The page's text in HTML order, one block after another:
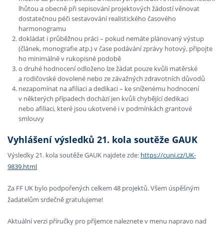
lhůtou a obecně při sepisování projektových žádostí věnovat
dostatečnou péči sestavování realistického časového
harmonogramu
dokládat i průběžnou práci – pokud nemáte plánovaný výstup
(článek, monografie atp.) v čase podávání zprávy hotový, připojte
ho minimálně v rukopisné podobě
o druhé hodnocení odloženo lze žádat pouze kvůli matěrské
a rodičovské dovolené nebo ze závažných zdravotních důvodů
nezapomínat na afiliaci a dedikaci – ke sníženému hodnocení
v některých případech dochází jen kvůli chybějící dedikaci
nebo afiliaci, které jsou ukotvené i v podmínkách grantové
smlouvy
Vyhlášení výsledků 21. kola soutěže GAUK
Výsledky 21. kola soutěže GAUK najdete zde: https://cuni.cz/UK-
9839.html
Za FF UK bylo podpořených celkem 48 projektů. Všem úspěšným
žadatelům srdečně gratulujeme!
Aktuální verzi příručky pro příjemce naleznete v menu napravo nad